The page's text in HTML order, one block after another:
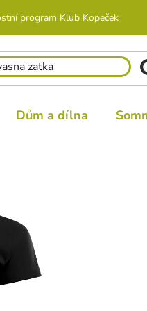
program Klub Kopeček
Dům a dílna